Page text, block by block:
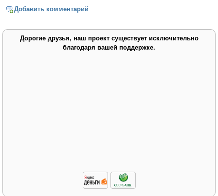
Добавить комментарий
Дорогие друзья, наш проект существует исключительно
благодаря вашей поддержке.